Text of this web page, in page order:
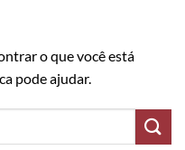
o que você está
pode ajudar.